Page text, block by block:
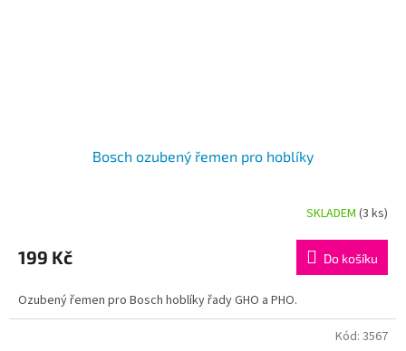
Bosch ozubený řemen pro hoblíky
produktu
je
z
5
SKLADEM(3 ks)
199 Kč Do košíku
Ozubený řemen pro Bosch hoblíky řady GHO a PHO.
Kód: 3567